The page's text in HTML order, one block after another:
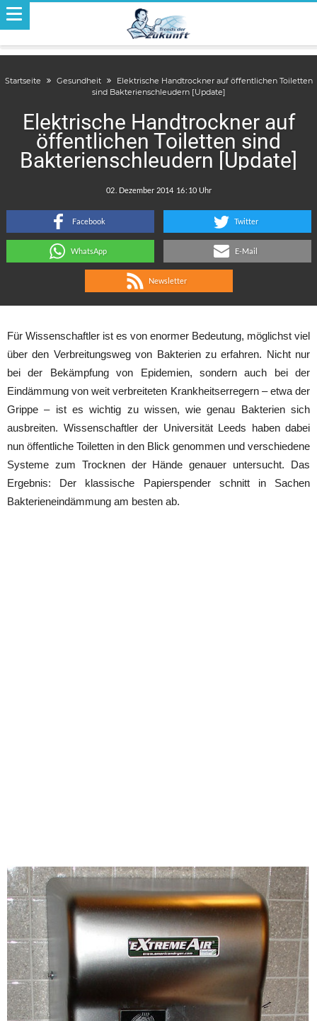
Startseite Gesundheit
Elektrische Handtrockner auf öffentlichen Toiletten
sind Bakterienschleudern [Update]
Elektrische Handtrockner auf
öffentlichen Toiletten sind
Bakterienschleudern [Update]
:
Facebook Twitter
WhatsApp E-Mail
Newsletter
Für Wissenschaftler ist es von enormer Bedeutung, möglichst viel
über den Verbreitungsweg von Bakterien zu erfahren. Nicht nur
bei der Bekämpfung von Epidemien, sondern auch bei der
Eindämmung von weit verbreiteten Krankheitserregern – etwa der
Grippe – ist es wichtig zu wissen, wie genau Bakterien sich
ausbreiten. Wissenschaftler der Universität Leeds haben dabei
nun öffentliche Toiletten in den Blick genommen und verschiedene
Systeme zum Trocknen der Hände genauer untersucht. Das
Ergebnis: Der klassische Papierspender schnitt in Sachen
Bakterieneindämmung am besten ab.